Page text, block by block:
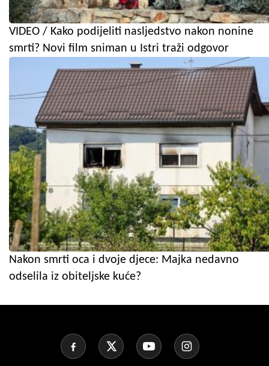
VIDEO / Kako podijeliti nasljedstvo nakon nonine
smrti? Novi film sniman u Istri traži odgovor
Nakon smrti oca i dvoje djece: Majka nedavno
odselila iz obiteljske kuće?